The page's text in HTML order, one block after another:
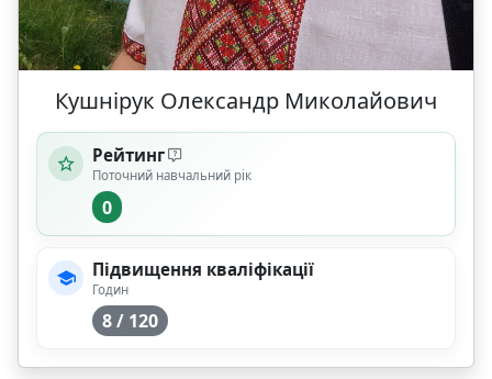
Кушнірук Олександр Миколайович
Рейтинг
Поточний навчальний рік
0
Підвищення кваліфікації
Годин
8 / 120